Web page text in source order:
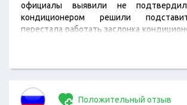
официалы выявили не
кондиционером решили
перестала работать заслонка
фишку питания и управления
официалам можно доверять.
Положительный отзыв